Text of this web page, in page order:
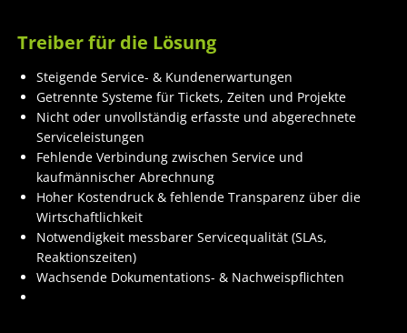
Treiber für die Lösung
Steigende Service- & Kundenerwartungen
Getrennte Systeme für Tickets, Zeiten und Projekte
Nicht oder unvollständig erfasste und abgerechnete
Serviceleistungen
Fehlende Verbindung zwischen Service und
kaufmännischer Abrechnung
Hoher Kostendruck & fehlende Transparenz über die
Wirtschaftlichkeit
Notwendigkeit messbarer Servicequalität (SLAs,
Reaktionszeiten)
Wachsende Dokumentations- & Nachweispflichten